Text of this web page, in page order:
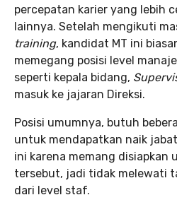
percepatan karier yang lebih
lainnya. Setelah mengikuti
training, kandidat MT ini
memegang posisi level
seperti kepala bidang,
masuk ke jajaran Direksi.
Posisi umumnya, butuh
untuk mendapatkan naik
ini karena memang disiapkan
tersebut, jadi tidak melewati
dari level staf.